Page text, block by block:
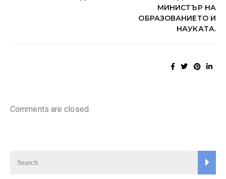
МИНИСТЪР НА
ОБРАЗОВАНИЕТО И
НАУКАТА.
Comments are closed.